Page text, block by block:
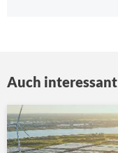
Auch interessant